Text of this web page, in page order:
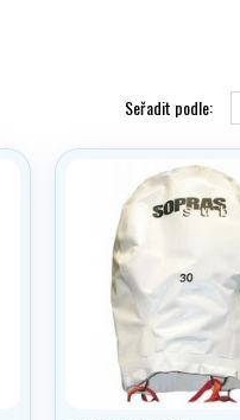
Seřadit podle: